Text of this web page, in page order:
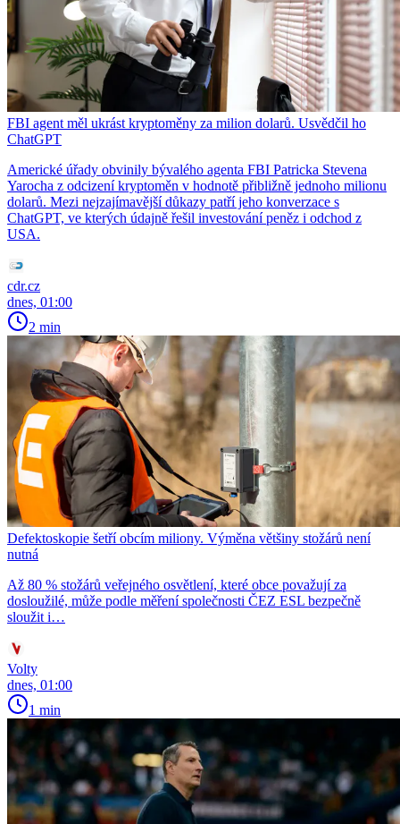
FBI agent měl ukrást kryptoměny za milion dolarů. Usvědčil ho
ChatGPT
Americké úřady obvinily bývalého agenta FBI Patricka Stevena
Yarocha z odcizení kryptoměn v hodnotě přibližně jednoho milionu
dolarů. Mezi nejzajímavější důkazy patří jeho konverzace s
ChatGPT, ve kterých údajně řešil investování peněz i odchod z
USA.
cdr.cz
dnes, 01:00
2 min
Defektoskopie šetří obcím miliony. Výměna většiny stožárů není
nutná
Až 80 % stožárů veřejného osvětlení, které obce považují za
dosloužilé, může podle měření společnosti ČEZ ESL bezpečně
sloužit i…
Volty
dnes, 01:00
1 min